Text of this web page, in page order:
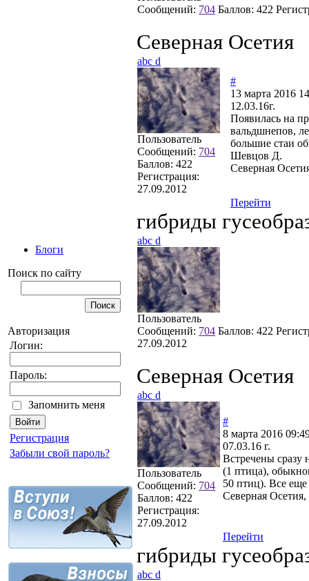
Блоги
Поиск по сайту
Авторизация
Логин:
Пароль:
Запомнить меня
Регистрация
Забыли свой пароль?
Сообщений: 704 Баллов: 422
Северная Осетия
abc d
Пользователь
Сообщений: 704
Баллов: 422
Регистрация:
27.09.2012
#
13 марта 2016
12.03.16г.
Появилась на
вальдшнепов,
большие стаи
Шевцов Д.
Северная
Перейти
гибриды
abc d
Пользователь
Сообщений: 704 Баллов: 422
27.09.2012
Северная Осетия
abc d
Пользователь
Сообщений: 704
Баллов: 422
Регистрация:
27.09.2012
#
8 марта 2016
07.03.16 г.
Встречены сразу
(1 птица),
50 птиц). Все
Северная Осетия,
Перейти
гибриды
abc d